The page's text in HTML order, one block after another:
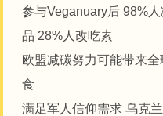
参与Veganuary后 98%
品 28%人改吃素
欧盟减碳努力可能带来
食
满足军人信仰需求 乌克